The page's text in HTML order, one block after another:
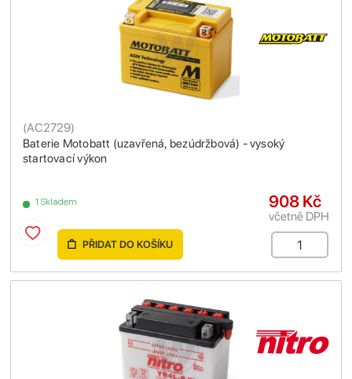
Baterie Motobatt (uzavřená, bezúdržbová) - vysoký
startovací výkon
(AC2729)
1 Skladem 908 Kč
včetně DPH
PŘIDAT DO KOŠÍKU